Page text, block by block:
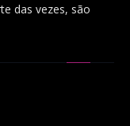
das vezes, são